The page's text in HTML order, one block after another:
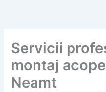
Servicii
montaj
Neamt